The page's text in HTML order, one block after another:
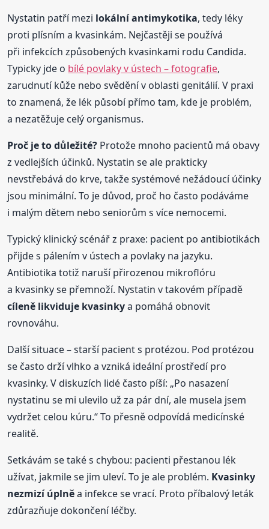
Nystatin patří mezi lokální antimykotika, tedy léky
proti plísním a kvasinkám. Nejčastěji se používá
při infekcích způsobených kvasinkami rodu Candida.
Typicky jde o bílé povlaky v ústech – fotografie,
zarudnutí kůže nebo svědění v oblasti genitálií. V praxi
to znamená, že lék působí přímo tam, kde je problém,
a nezatěžuje celý organismus.
Proč je to důležité? Protože mnoho pacientů má obavy
z vedlejších účinků. Nystatin se ale prakticky
nevstřebává do krve, takže systémové nežádoucí účinky
jsou minimální. To je důvod, proč ho často podáváme
i malým dětem nebo seniorům s více nemocemi.
Typický klinický scénář z praxe: pacient po antibiotikách
přijde s pálením v ústech a povlaky na jazyku.
Antibiotika totiž naruší přirozenou mikroflóru
a kvasinky se přemnoží. Nystatin v takovém případě
cíleně likviduje kvasinkya pomáhá obnovit
rovnováhu.
Další situace – starší pacient s protézou. Pod protézou
se často drží vlhko a vzniká ideální prostředí pro
kvasinky. V diskuzích lidé často píší: „Po nasazení
nystatinu se mi ulevilo už za pár dní, ale musela jsem
vydržet celou kúru.“ To přesně odpovídá medicínské
realitě.
Setkávám se také s chybou: pacienti přestanou lék
užívat, jakmile se jim uleví. To je ale problém. Kvasinky
nezmizí úplněa infekce se vrací. Proto příbalový leták
zdůrazňuje dokončení léčby.